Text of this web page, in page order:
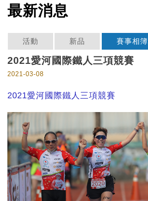
最新消息
活動 新品 賽事相簿
2021愛河國際鐵人三項競賽
2021-03-08
2021愛河國際鐵人三項競賽